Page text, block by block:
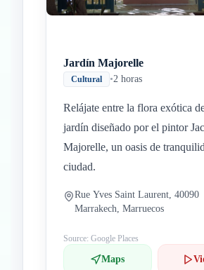
Jardín Majorelle
Cultural •2 horas
Relájate entre la flora exótica
jardín diseñado por el pintor
Majorelle, un oasis de
ciudad.
Rue Yves Saint Laurent, 40090
Marrakech, Marruecos
Source: Google Places
Maps